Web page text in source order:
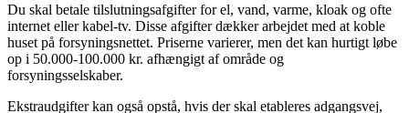
Du skal betale tilslutningsafgifter for el, vand, varme, kloak og ofte
internet eller kabel-tv. Disse afgifter dækker arbejdet med at koble
huset på forsyningsnettet. Priserne varierer, men det kan hurtigt løbe
op i 50.000-100.000 kr. afhængigt af område og
forsyningsselskaber.
Ekstraudgifter kan også opstå, hvis der skal etableres adgangsvej,